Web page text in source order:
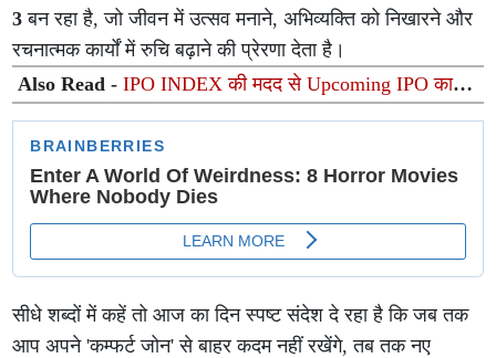
3 बन रहा है, जो जीवन में उत्सव मनाने, अभिव्यक्ति को निखारने और
रचनात्मक कार्यों में रुचि बढ़ाने की प्रेरणा देता है।
Also Read -IPO INDEX की मदद से Upcoming IPO का
IPO GMP कैसे ट्रैक करें
सीधे शब्दों में कहें तो आज का दिन स्पष्ट संदेश दे रहा है कि जब तक
आप अपने 'कम्फर्ट जोन' से बाहर कदम नहीं रखेंगे, तब तक नए